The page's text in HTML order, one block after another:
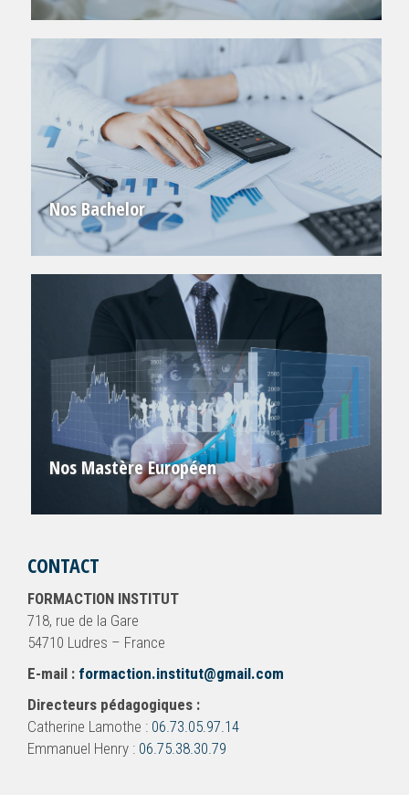
Nos Bachelor
Nos Mastère Européen
CONTACT
FORMACTION INSTITUT
718, rue de la Gare
54710 Ludres – France
E-mail : formaction.institut@gmail.com
Directeurs pédagogiques :
Catherine Lamothe : 06.73.05.97.14
Emmanuel Henry : 06.75.38.30.79